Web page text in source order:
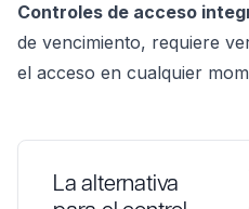
Controles de acceso
de vencimiento, requiere
el acceso en cualquier
La alternativa